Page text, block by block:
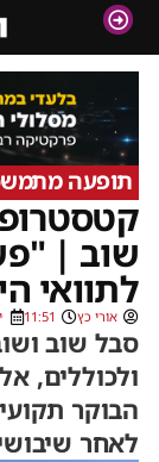
תופעה
שוב |
לתוואי
אורי כץ 11:51
סבל שוב
ולכוללים,
הבוקר
לאחר